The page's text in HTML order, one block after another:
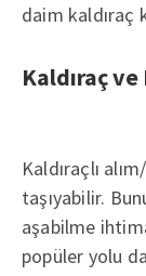
daim kaldıraç
Kaldıraç
Kaldıraçlı
taşıyabilir.
aşabilme
popüler yolu da